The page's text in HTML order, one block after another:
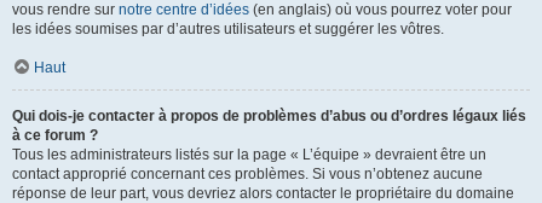
vous rendre sur notre centre d’idées (en anglais) où vous pourrez voter pour
les idées soumises par d’autres utilisateurs et suggérer les vôtres.
Haut
Qui dois-je contacter à propos de problèmes d’abus ou d’ordres légaux liés
à ce forum ?
Tous les administrateurs listés sur la page « L’équipe » devraient être un
contact approprié concernant ces problèmes. Si vous n’obtenez aucune
réponse de leur part, vous devriez alors contacter le propriétaire du domaine